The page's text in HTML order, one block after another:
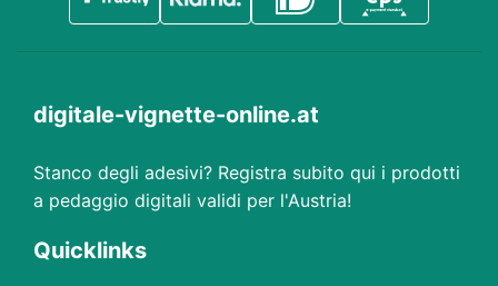
digitale-vignette-online.at
Stanco degli adesivi? Registra subito qui i prodotti
a pedaggio digitali validi per l'Austria!
Quicklinks